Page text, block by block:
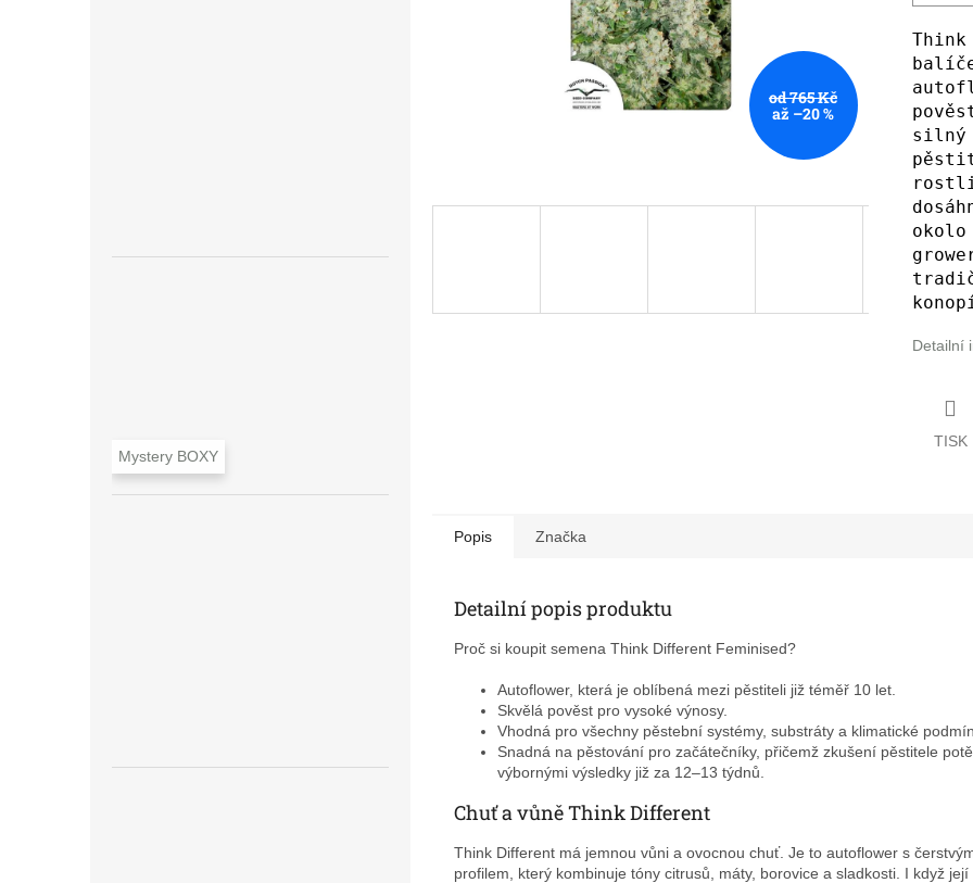
Mystery BOXY
od 765 Kč
až –20 %
silný
Detailní
TISK
Popis Značka
Detailní popis produktu
Proč si koupit semena Think Different Feminised?
Autoflower, která je oblíbená mezi pěstiteli již téměř 10 let.
Skvělá pověst pro vysoké výnosy.
Vhodná pro všechny pěstební systémy, substráty a klimatické
Snadná na pěstování pro začátečníky, přičemž zkušení pěstitele
výbornými výsledky již za 12–13 týdnů.
Chuť a vůně Think Different
Think Different má jemnou vůni a ovocnou chuť. Je to autoflower s
profilem, který kombinuje tóny citrusů, máty, borovice a sladkosti. I když její